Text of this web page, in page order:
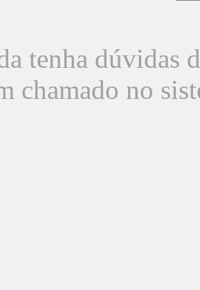
tenha dúvidas
chamado no